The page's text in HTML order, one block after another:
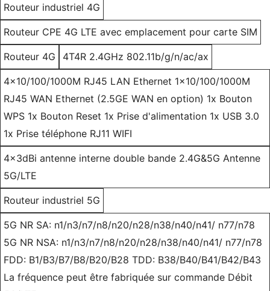
Routeur industriel 4G
Routeur CPE 4G LTE avec emplacement pour carte SIM
Routeur 4G 4T4R 2.4GHz 802.11b/g/n/ac/ax
4x10/100/1000M RJ45 LAN Ethernet 1x10/100/1000M
RJ45 WAN Ethernet (2.5GE WAN en option) 1x Bouton
WPS 1x Bouton Reset 1x Prise d'alimentation 1x USB 3.0
1x Prise téléphone RJ11 WIFI
4x3dBi antenne interne double bande 2.4G&5G Antenne
5G/LTE
Routeur industriel 5G
5G NR SA: n1/n3/n7/n8/n20/n28/n38/n40/n41/ n77/n78
5G NR NSA: n1/n3/n7/n8/n20/n28/n38/n40/n41/ n77/n78
FDD: B1/B3/B7/B8/B20/B28 TDD: B38/B40/B41/B42/B43
La fréquence peut être fabriquée sur commande Débit